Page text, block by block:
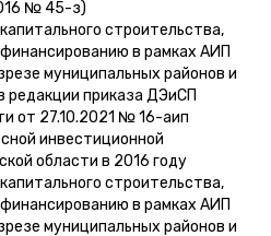
№ 45-з)
строительства,
в рамках АИП
муниципальных районов и
редакции приказа ДЭиСП
от 27.10.2021 № 16-аип
инвестиционной
области в 2016 году
строительства,
в рамках АИП
муниципальных районов и